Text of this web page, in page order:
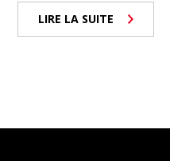
LIRE LA SUITE